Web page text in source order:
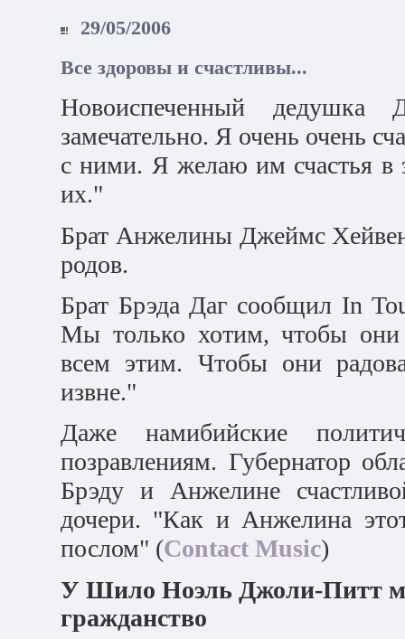
29/05/2006
Все здоровы и счастливы...
Новоиспеченный дедушка
замечательно. Я очень очень
с ними. Я желаю им счастья в
их."
Брат Анжелины Джеймс
родов.
Брат Брэда Даг сообщил In
Мы только хотим, чтобы они
всем этим. Чтобы они
извне."
Даже намибийские
позравлениям. Губернатор
Брэду и Анжелине
дочери. "Как и Анжелина
послом" (Contact Music)
У Шило Ноэль Джоли-Питт
гражданство